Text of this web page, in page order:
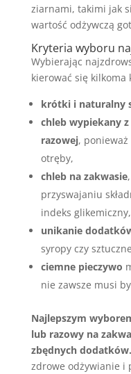
ziarnami, takimi jak
wartość odżywczą
Kryteria wyboru
Wybierając
kierować się
krótki i naturalny
chleb wypiekany
razowej, ponieważ
otręby,
chleb na zakwasie
przyswajaniu
indeks glikemiczny,
unikanie
syropy czy
ciemne pieczywo
nie zawsze musi
Najlepszym
lub razowy na
zbędnych dodatków.
zdrowe odżywianie i